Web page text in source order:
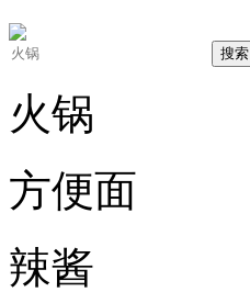
搜索
火锅
方便面
辣酱